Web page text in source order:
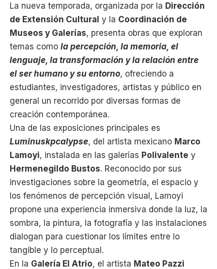
La nueva temporada, organizada por la Dirección
de Extensión Cultural y la Coordinación de
Museos y Galerías, presenta obras que exploran
temas como la percepción, la memoria, el
lenguaje, la transformación y la relación entre
el ser humano y su entorno, ofreciendo a
estudiantes, investigadores, artistas y público en
general un recorrido por diversas formas de
creación contemporánea.
Una de las exposiciones principales es
Luminuskpcalypse, del artista mexicano Marco
Lamoyi, instalada en las galerías Polivalente y
Hermenegildo Bustos. Reconocido por sus
investigaciones sobre la geometría, el espacio y
los fenómenos de percepción visual, Lamoyi
propone una experiencia inmersiva donde la luz, la
sombra, la pintura, la fotografía y las instalaciones
dialogan para cuestionar los límites entre lo
tangible y lo perceptual.
En la Galería El Atrio, el artista Mateo Pazzi